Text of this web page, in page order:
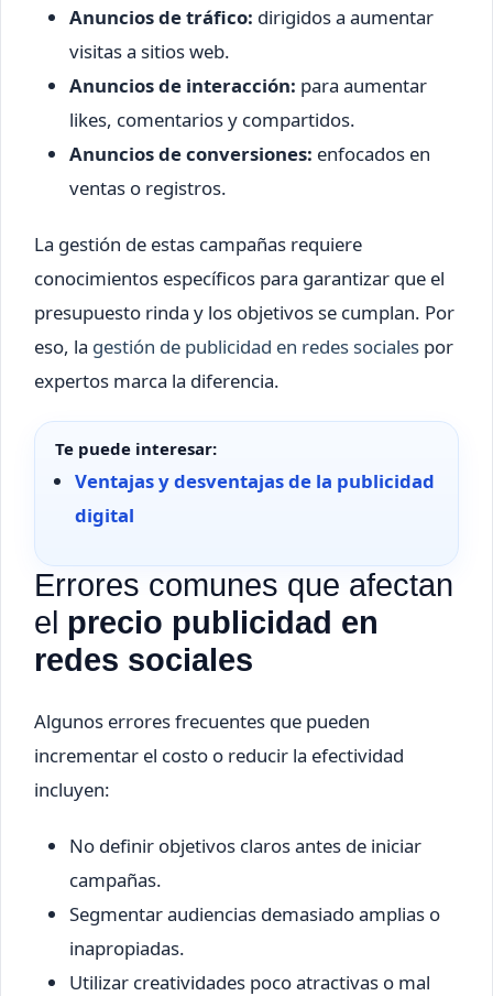
Anuncios de tráfico: dirigidos a aumentar
visitas a sitios web.
Anuncios de interacción: para aumentar
likes, comentarios y compartidos.
Anuncios de conversiones: enfocados en
ventas o registros.
La gestión de estas campañas requiere
conocimientos específicos para garantizar que el
presupuesto rinda y los objetivos se cumplan. Por
eso, la gestión de publicidad en redes sociales por
expertos marca la diferencia.
Te puede interesar:
Ventajas y desventajas de la publicidad
digital
Errores comunes que afectan
el precio publicidad en
redes sociales
Algunos errores frecuentes que pueden
incrementar el costo o reducir la efectividad
incluyen:
No definir objetivos claros antes de iniciar
campañas.
Segmentar audiencias demasiado amplias o
inapropiadas.
Utilizar creatividades poco atractivas o mal